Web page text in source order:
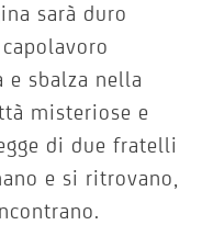
sarà duro
sbalza nella
misteriose e
di due fratelli
e si ritrovano,